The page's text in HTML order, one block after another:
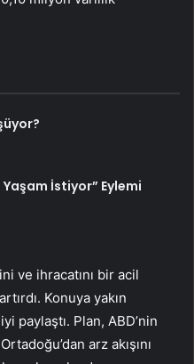
İstiyor” Eylemi
ve ihracatını bir acil
Konuya yakın
paylaştı. Plan, ABD’nin
arz akışını